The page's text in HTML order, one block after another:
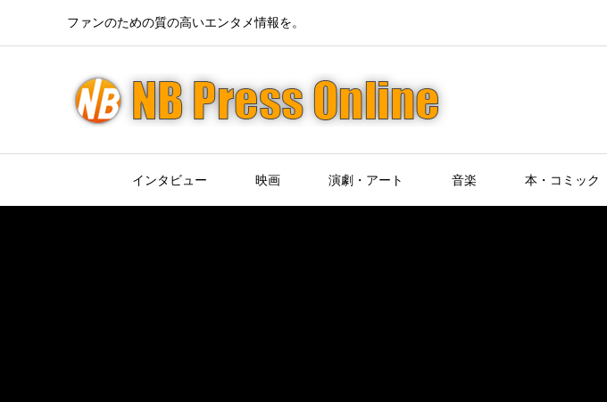
ファンのための質の高いエンタメ情報を。
インタビュー 映画 演劇・アート 音楽 本・コミック